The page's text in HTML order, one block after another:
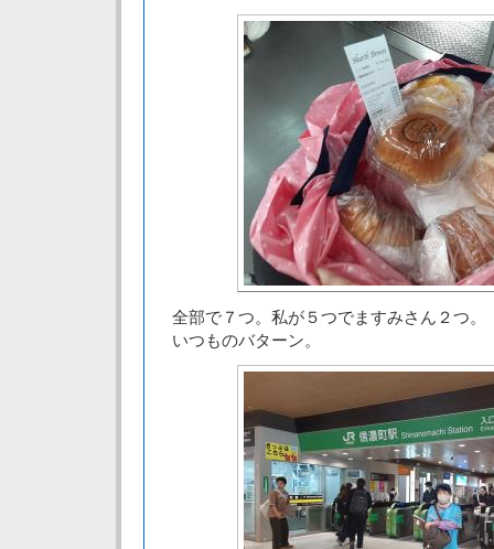
全部で７つ。私が５つでますみさん２つ。
いつものバターン。